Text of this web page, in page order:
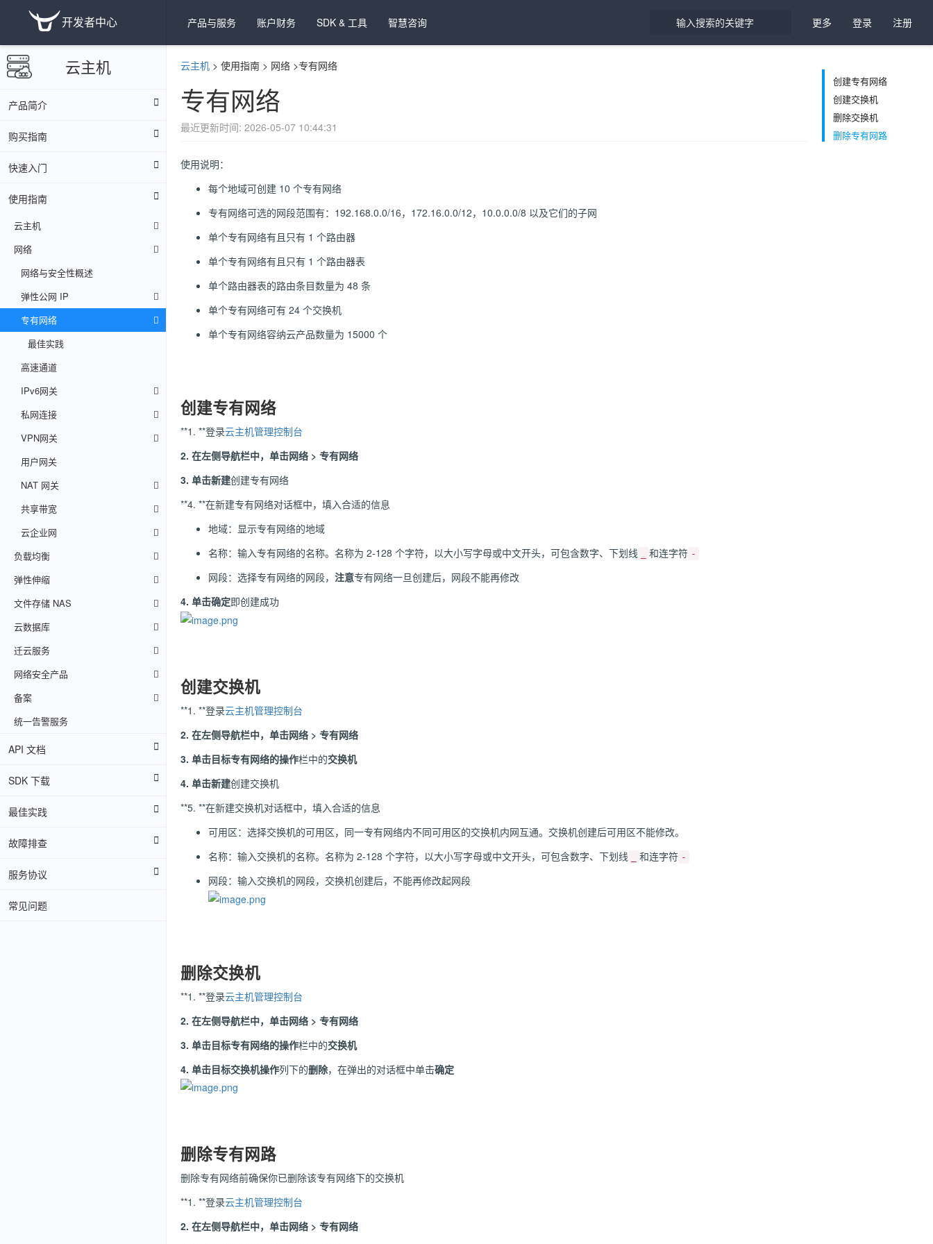
开发者中心 产品与服务 账户财务 SDK & 工具 智慧咨询 更多 登录 注册
云主机
产品简介
购买指南
快速入门
使用指南
云主机
网络
网络与安全性概述
弹性公网 IP
专有网络
最佳实践
高速通道
IPv6网关
私网连接
VPN网关
用户网关
NAT 网关
共享带宽
云企业网
负载均衡
弹性伸缩
文件存储 NAS
云数据库
迁云服务
网络安全产品
备案
统一告警服务
API 文档
SDK 下载
最佳实践
故障排查
服务协议
常见问题
云主机 > 使用指南 > 网络 >专有网络
专有网络
最近更新时间: 2026-05-07 10:44:31
使用说明：
每个地域可创建 10 个专有网络
专有网络可选的网段范围有：192.168.0.0/16，172.16.0.0/12，10.0.0.0/8 以及它们的子网
单个专有网络有且只有 1 个路由器
单个专有网络有且只有 1 个路由器表
单个路由器表的路由条目数量为 48 条
单个专有网络可有 24 个交换机
单个专有网络容纳云产品数量为 15000 个
创建专有网络
**1. **登录云主机管理控制台
2. 在左侧导航栏中，单击网络 > 专有网络
3. 单击新建创建专有网络
**4. **在新建专有网络对话框中，填入合适的信息
地域：显示专有网络的地域
名称：输入专有网络的名称。名称为 2-128 个字符，以大小写字母或中文开头，可包含数字、下划线
和连字符 -
网段：选择专有网络的网段， 注意专有网络一旦创建后，网段不能再修改
4. 单击确定即创建成功
创建交换机
**1. **登录云主机管理控制台
2. 在左侧导航栏中，单击网络 > 专有网络
3. 单击目标专有网络的操作栏中的交换机
4. 单击新建创建交换机
**5. **在新建交换机对话框中，填入合适的信息
可用区：选择交换机的可用区，同一专有网络内不同可用区的交换机内网互通。交换机创建后可用区不能修改。
名称：输入交换机的名称。名称为 2-128 个字符，以大小写字母或中文开头，可包含数字、下划线
和连字符 -
网段：输入交换机的网段，交换机创建后，不能再修改起网段
删除交换机
**1. **登录云主机管理控制台
2. 在左侧导航栏中，单击网络 > 专有网络
3. 单击目标专有网络的操作栏中的交换机
4. 单击目标交换机操作列下的删除，在弹出的对话框中单击确定
删除专有网路
删除专有网络前确保你已删除该专有网络下的交换机
**1. **登录云主机管理控制台
2. 在左侧导航栏中，单击网络 > 专有网络
创建专有网络
创建交换机
删除交换机
删除专有网路